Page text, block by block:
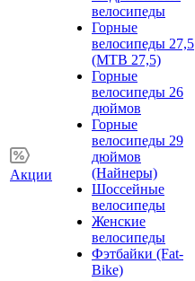
Акции
велосипеды
Горные
велосипеды 27,5
(MTB 27,5)
Горные
велосипеды 26
дюймов
Горные
велосипеды 29
дюймов
(Найнеры)
Шоссейные
велосипеды
Женские
велосипеды
Фэтбайки (Fat-
Bike)